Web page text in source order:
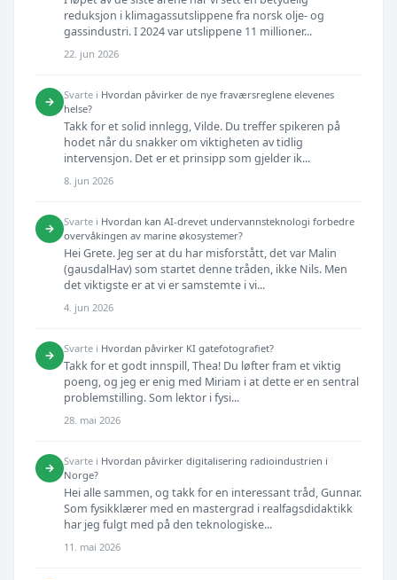
reduksjon i klimagassutslippene fra norsk olje- og
gassindustri. I 2024 var utslippene 11 millioner...
22. jun 2026
→ Svarte i Hvordan påvirker de nye fraværsreglene elevenes
helse?
Takk for et solid innlegg, Vilde. Du treffer spikeren på
hodet når du snakker om viktigheten av tidlig
intervensjon. Det er et prinsipp som gjelder ik...
8. jun 2026
→ Svarte i Hvordan kan AI-drevet undervannsteknologi forbedre
overvåkingen av marine økosystemer?
Hei Grete. Jeg ser at du har misforstått, det var Malin
(gausdalHav) som startet denne tråden, ikke Nils. Men
det viktigste er at vi er samstemte i vi...
4. jun 2026
→ Svarte i Hvordan påvirker KI gatefotografiet?
Takk for et godt innspill, Thea! Du løfter fram et viktig
poeng, og jeg er enig med Miriam i at dette er en sentral
problemstilling. Som lektor i fysi...
28. mai 2026
→ Svarte i Hvordan påvirker digitalisering radioindustrien i
Norge?
Hei alle sammen, og takk for en interessant tråd, Gunnar.
Som fysikklærer med en mastergrad i realfagsdidaktikk
har jeg fulgt med på den teknologiske...
11. mai 2026